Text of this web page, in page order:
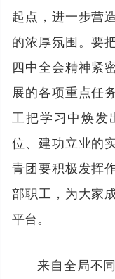
起点，进一步营
的浓厚氛围。要
四中全会精神紧
展的各项重点任
工把学习中焕发
位、建功立业的
青团要积极发挥
部职工，为大家
平台。
来自全局不